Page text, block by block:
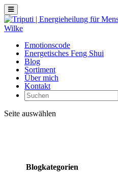
Emotionscode
Energetisches Feng Shui
Blog
Sortiment
Über mich
Kontakt
Seite auswählen
Blogkategorien